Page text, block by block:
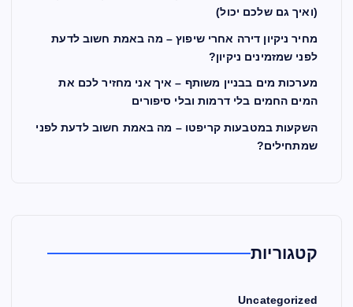
(ואיך גם שלכם יכול)
מחיר ניקיון דירה אחרי שיפוץ – מה באמת חשוב לדעת
לפני שמזמינים ניקיון?
מערכות מים בבניין משותף – איך אני מחזיר לכם את
המים החמים בלי דרמות ובלי סיפורים
השקעות במטבעות קריפטו – מה באמת חשוב לדעת לפני
שמתחילים?
קטגוריות
Uncategorized